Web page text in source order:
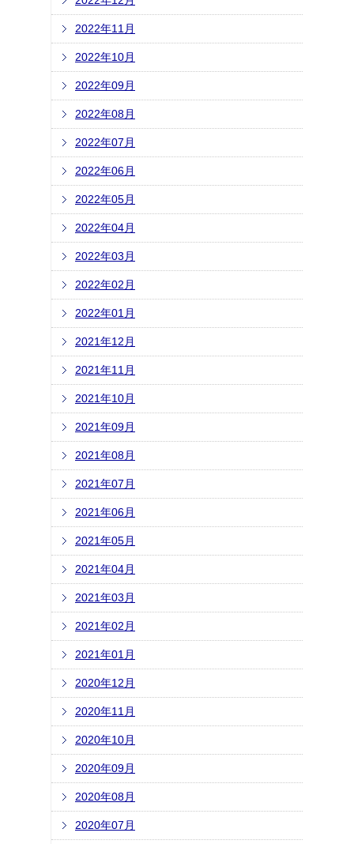
2022年11月
2022年10月
2022年09月
2022年08月
2022年07月
2022年06月
2022年05月
2022年04月
2022年03月
2022年02月
2022年01月
2021年12月
2021年11月
2021年10月
2021年09月
2021年08月
2021年07月
2021年06月
2021年05月
2021年04月
2021年03月
2021年02月
2021年01月
2020年12月
2020年11月
2020年10月
2020年09月
2020年08月
2020年07月